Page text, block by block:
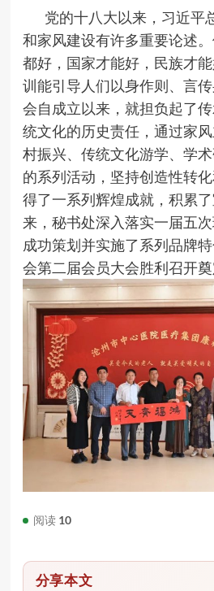
党的十八大以来，习近平
和家风建设有许多重要论述
都好，国家才能好，民族才
训能引导人们以身作则、言
会自成立以来，就担负起了
统文化的历史责任，通过家
村振兴、传统文化游学、学
的系列活动，坚持创造性转
得了一系列辉煌成就，积累
来，秘书处深入落实一届五次
成功策划并实施了系列品牌
会第二届会员大会胜利召开奠
阅读 10
分享本文